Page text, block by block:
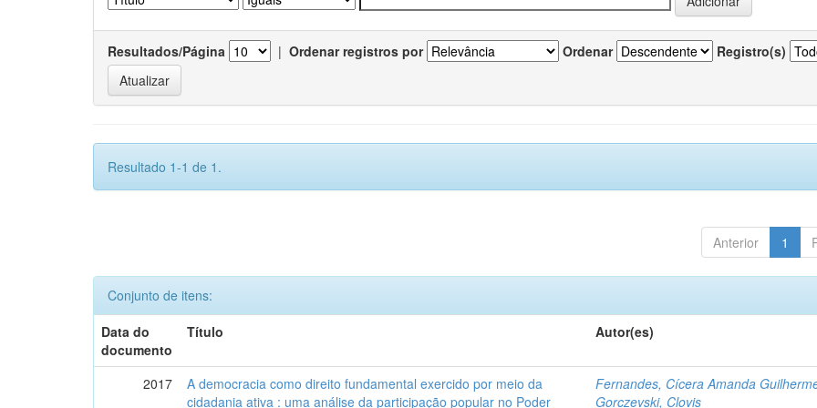
Resultados/Página | Ordenar registros por Ordenar Registro(s)
Resultado 1-1 de 1.
Anterior 1
Conjunto de itens:
Data do
documento
Título Autor(es)
2017
A democracia como direito fundamental exercido por meio da
cidadania ativa : uma análise da participação popular no Poder
Fernandes, Cícera Amanda
Gorczevski, Clovis